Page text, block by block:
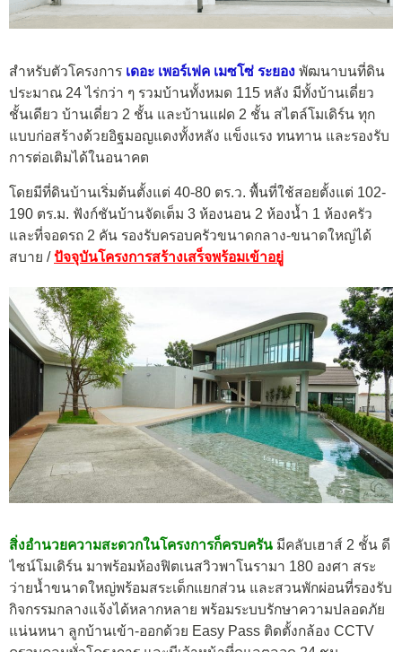
สำหรับตัวโครงการ เดอะ เพอร์เฟค เมซโซ่ ระยอง พัฒนาบนที่ดิน
ประมาณ 24 ไร่กว่า ๆ รวมบ้านทั้งหมด 115 หลัง มีทั้งบ้านเดี่ยว
ชั้นเดียว บ้านเดี่ยว 2 ชั้น และบ้านแฝด 2 ชั้น สไตล์โมเดิร์น ทุก
แบบก่อสร้างด้วยอิฐมอญแดงทั้งหลัง แข็งแรง ทนทาน และรองรับ
การต่อเติมได้ในอนาคต
โดยมีที่ดินบ้านเริ่มต้นตั้งแต่ 40-80 ตร.ว. พื้นที่ใช้สอยตั้งแต่ 102-
190 ตร.ม. ฟังก์ชันบ้านจัดเต็ม 3 ห้องนอน 2 ห้องน้ำ 1 ห้องครัว
และที่จอดรถ 2 คัน รองรับครอบครัวขนาดกลาง-ขนาดใหญ่ได้
สบาย /ปัจจุบันโครงการสร้างเสร็จพร้อมเข้าอยู่
สิ่งอำนวยความสะดวกในโครงการก็ครบครัน มีคลับเฮาส์ 2 ชั้น ดี
ไซน์โมเดิร์น มาพร้อมห้องฟิตเนสวิวพาโนรามา 180 องศา สระ
ว่ายน้ำขนาดใหญ่พร้อมสระเด็กแยกส่วน และสวนพักผ่อนที่รองรับ
กิจกรรมกลางแจ้งได้หลากหลาย พร้อมระบบรักษาความปลอดภัย
แน่นหนา ลูกบ้านเข้า-ออกด้วย Easy Pass ติดตั้งกล้อง CCTV